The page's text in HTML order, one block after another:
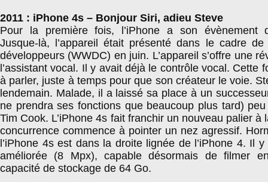
2011 : iPhone 4s – Bonjour Siri, adieu Steve
Pour la première fois, l’iPhone a son évènement
Jusque-là, l’appareil était présenté dans le cadre
développeurs (WWDC) en juin. L’appareil s’offre une
l’assistant vocal. Il y avait déjà le contrôle vocal. Cette
à parler, juste à temps pour que son créateur le voie.
lendemain. Malade, il a laissé sa place à un
ne prendra ses fonctions que beaucoup plus tard)
Tim Cook. L’iPhone 4s fait franchir un nouveau palier à
concurrence commence à pointer un nez agressif.
l’iPhone 4s est dans la droite lignée de l’iPhone 4. Il
améliorée (8 Mpx), capable désormais de filmer
capacité de stockage de 64 Go.